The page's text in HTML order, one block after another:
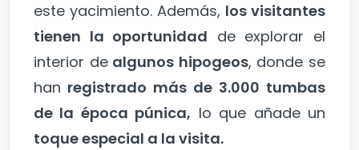
este yacimiento. Además, los visitantes
tienen la oportunidad de explorar el
interior dealgunos hipogeos, donde se
han registrado más de 3.000 tumbas
de la época púnica, lo que añade un
toque especial a la visita.